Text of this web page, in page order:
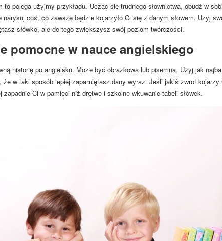
to polega użyjmy przykładu. Ucząc się trudnego słownictwa, obudź w
coś, co zawsze będzie kojarzyło Ci się z danym słowem. Użyj
słówko, ale do tego zwiększysz swój poziom twórczości.
pomocne w nauce angielskiego
historię po angielsku. Może być obrazkowa lub pisemna. Użyj jak
w taki sposób lepiej zapamiętasz dany wyraz. Jeśli jakiś zwrot
zapadnie Ci w pamięci niż drętwe i szkolne wkuwanie tabeli słówek.